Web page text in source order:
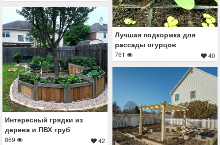
Лучшая подкормка для
рассады огурцов
761 40
Интересный грядки из
дерева и ПВХ труб
869 42